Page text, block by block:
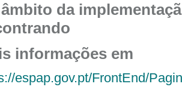
da
informações em
espap.gov.pt/FrontEnd/